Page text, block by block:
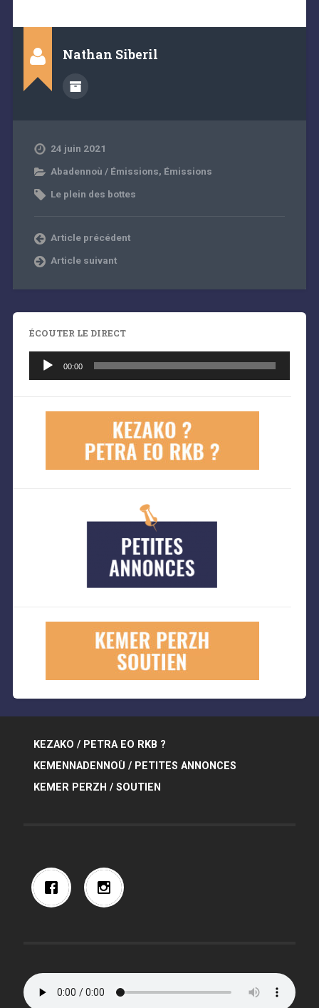
Nathan Siberil
24 juin 2021
Abadennoù / Émissions, Émissions
Le plein des bottes
Article précédent
Article suivant
ÉCOUTER LE DIRECT
audio
00:00
KEZAKO / PETRA EO RKB ?
KEMENNADENNOÙ / PETITES ANNONCES
KEMER PERZH / SOUTIEN